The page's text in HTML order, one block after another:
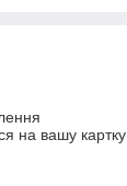
на вашу картку